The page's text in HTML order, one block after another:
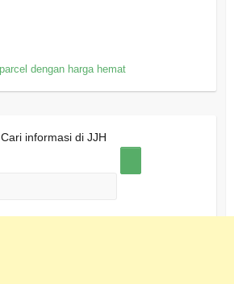
dengan harga hemat
Cari informasi di JJH